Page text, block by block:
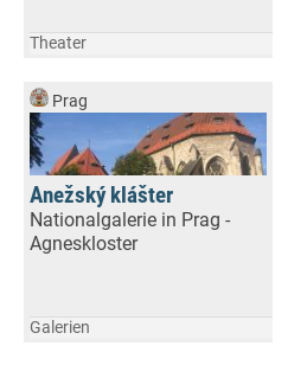
Theater
Prag
Anežský klášter
Nationalgalerie in Prag -
Agneskloster
Galerien